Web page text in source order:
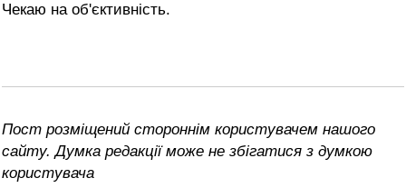
Чекаю на об'єктивність.
Пост розміщений стороннім користувачем нашого
сайту. Думка редакції може не збігатися з думкою
користувача